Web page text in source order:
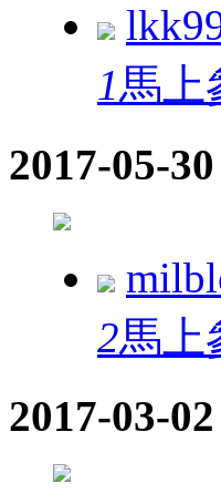
1馬上
2017-05-30
2馬上
2017-03-02